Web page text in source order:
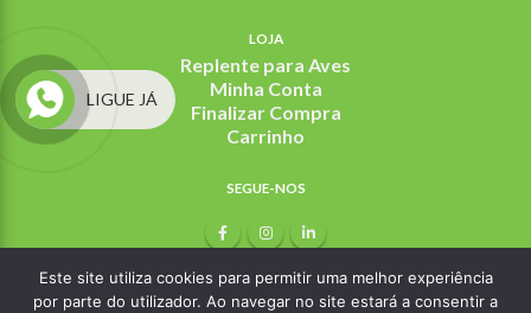
LOJA
Replente para Aves
Minha Conta
Finalizar Compra
Carrinho
SEGUE-NOS
LIGUE JÁ
Este site utiliza cookies para permitir uma melhor experiência
por parte do utilizador. Ao navegar no site estará a consentir a